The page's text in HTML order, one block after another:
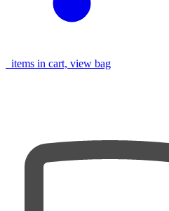
items in cart, view bag